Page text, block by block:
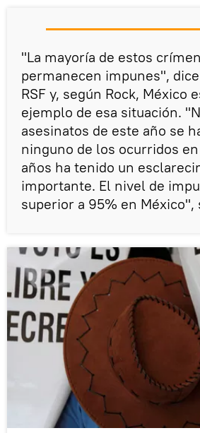
"La mayoría de estos
permanecen impunes",
RSF y, según Rock, México
ejemplo de esa situación.
asesinatos de este año se
ninguno de los ocurridos
años ha tenido un
importante. El nivel de
superior a 95% en México",